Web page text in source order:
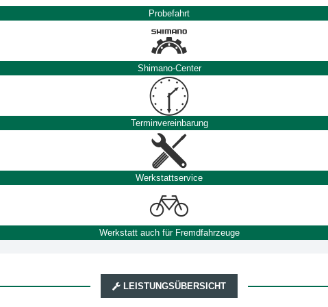
Probefahrt
Shimano-Center
Terminvereinbarung
Werkstattservice
Werkstatt auch für Fremdfahrzeuge
LEISTUNGSÜBERSICHT